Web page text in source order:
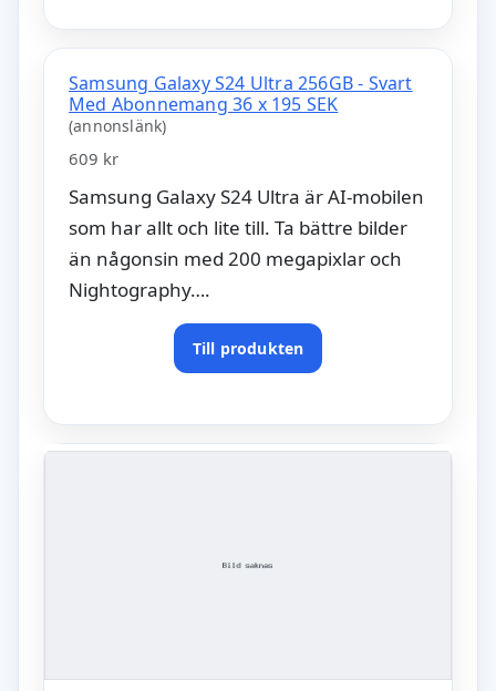
Samsung Galaxy S24 Ultra 256GB - Svart
Med Abonnemang 36 x 195 SEK
(annonslänk)
609 kr
Samsung Galaxy S24 Ultra är AI-mobilen
som har allt och lite till. Ta bättre bilder
än någonsin med 200 megapixlar och
Nightography….
Till produkten